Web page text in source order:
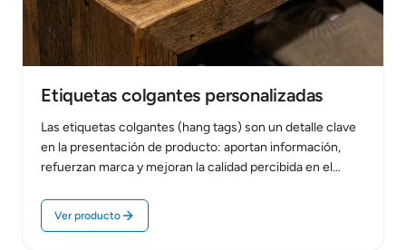
Etiquetas colgantes personalizadas
Las etiquetas colgantes (hang tags) son un detalle clave
en la presentación de producto: aportan información,
refuerzan marca y mejoran la calidad percibida en el
Ver producto